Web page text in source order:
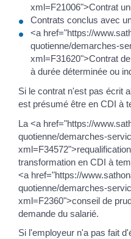
xml=F21006">Contrat
Contrats conclus avec
<a href="https://
quotienne/demarches-
xml=F31620">Contrat
à durée déterminée ou
Si le contrat n'est pas écrit
est présumé être en CDI à
La <a href="https://
quotienne/demarches-
transformation en CDI à
<a href="https://
quotienne/demarches-
xml=F2360">conseil de
demande du salarié.
Si l'employeur n'a pas fait